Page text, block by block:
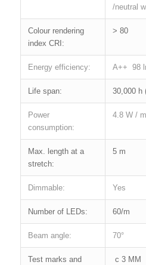
/neutral
Colour rendering
index CRI:
> 80
Energy efficiency: A++ 98
Life span: 30,000 h
Power
consumption:
4.8 W / m
Max. length at a
stretch:
5 m
Dimmable: Yes
Number of LEDs: 60/m
Beam angle: 70°
Test marks and
c 3 MM